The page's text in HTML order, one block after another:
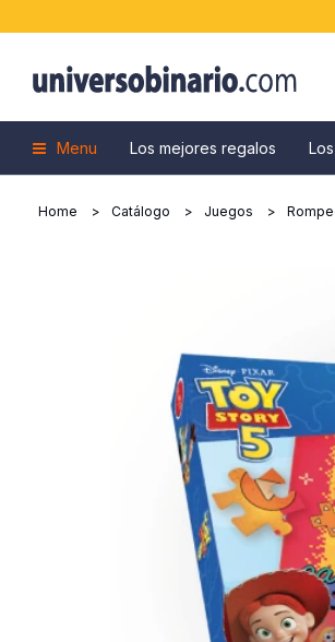
Menu Los mejores regalos
Home Catálogo Juegos